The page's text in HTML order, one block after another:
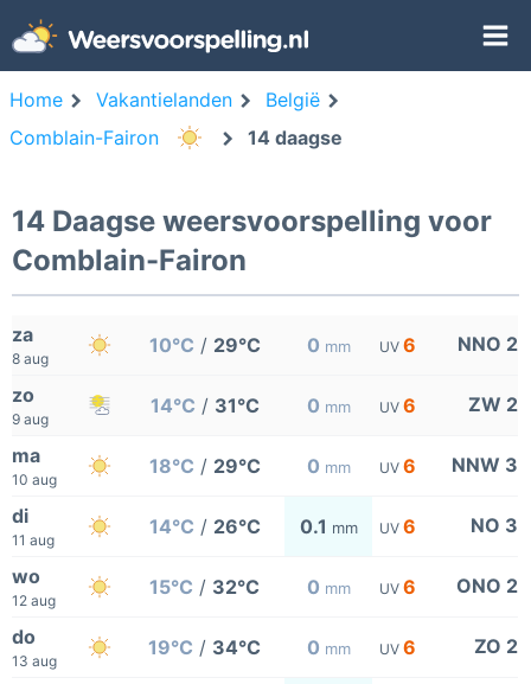
Home Vakantielanden
België
Comblain-Fairon
14 daagse
14 Daagse weersvoorspelling voor
Comblain-Fairon
za
8 aug
10°C / 29°C 0 mm UV 6 NNO 2
zo
9 aug
14°C / 31°C 0 mm UV 6 ZW 2
ma
10 aug
18°C / 29°C 0 mm UV 6 NNW 3
di
11 aug
14°C / 26°C 0.1 mm UV 6 NO 3
wo
12 aug
15°C / 32°C 0 mm UV 6 ONO 2
do
13 aug
19°C / 34°C 0 mm UV 6 ZO 2